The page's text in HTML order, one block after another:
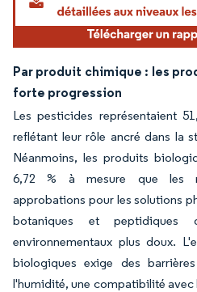
Par produit chimique : les
forte progression
Les pesticides représentaient
reflétant leur rôle ancré dans la
Néanmoins, les produits
6,72 % à mesure que les
approbations pour les solutions
botaniques et
environnementaux plus doux.
biologiques exige des
l'humidité, une compatibilité avec